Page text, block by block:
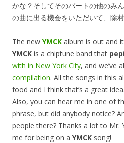
かな？そしてそのパートの他のみ
の曲に出る機会をいただいて、除
The new YMCK album is out and
YMCK is a chiptune band that
with in New York City, and we’ve
compilation. All the songs in this
food and I think that’s a great
Also, you can hear me in one of
phrase, but did anybody notice?
people there? Thanks a lot to
me for being on a YMCK song!